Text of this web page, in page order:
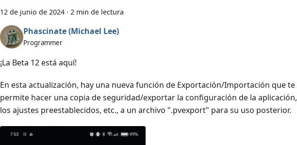
12 de junio de 2024 · 2 min de lectura
Phascinate (Michael Lee)
Programmer
¡La Beta 12 está aquí!
En esta actualización, hay una nueva función de Exportación/Importación que te
permite hacer una copia de seguridad/exportar la configuración de la aplicación,
los ajustes preestablecidos, etc., a un archivo ".pvexport" para su uso posterior.